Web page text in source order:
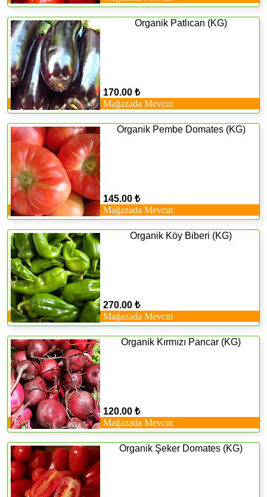
Organik Patlıcan (KG)
170.00 ₺
Mağazada Mevcut
Organik Pembe Domates (KG)
145.00 ₺
Mağazada Mevcut
Organik Köy Biberi (KG)
270.00 ₺
Mağazada Mevcut
Organik Kırmızı Pancar (KG)
120.00 ₺
Mağazada Mevcut
Organik Şeker Domates (KG)